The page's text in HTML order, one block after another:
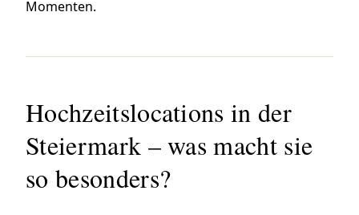
Momenten.
Hochzeitslocations in der
Steiermark – was macht sie
so besonders?